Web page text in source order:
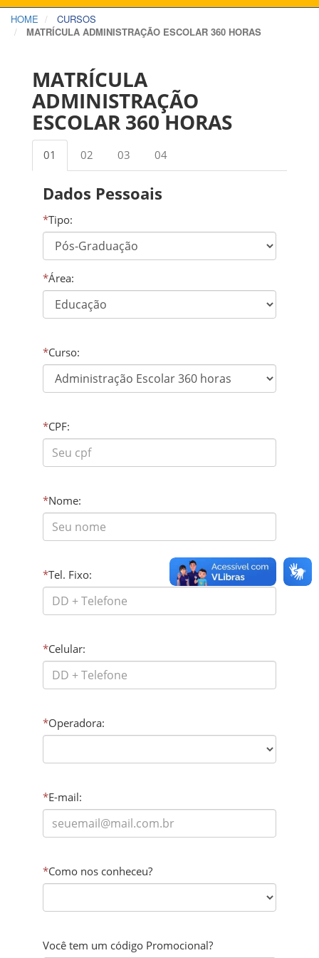
HOME
CURSOS
MATRÍCULA ADMINISTRAÇÃO ESCOLAR 360 HORAS
MATRÍCULA
ADMINISTRAÇÃO
ESCOLAR 360 HORAS
01 02 03 04
Dados Pessoais
*Tipo:
*Área:
*Curso:
*CPF:
*Nome:
*Tel. Fixo:
*Celular:
*Operadora:
*E-mail:
*Como nos conheceu?
Você tem um código Promocional?